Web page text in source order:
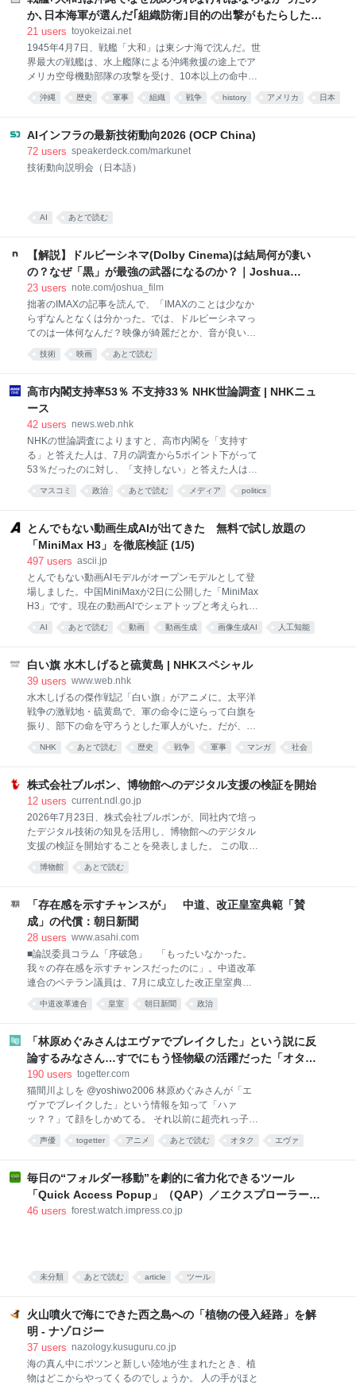
か､日本海軍が選んだ｢組織防衛｣目的の出撃がもたらした結
末
21 users toyokeizai.net
1945年4月7日、戦艦「大和」は東シナ海で沈んだ。世
界最大の戦艦は、水上艦隊による沖縄救援の途上でア
メリカ空母機動部隊の攻撃を受け、10本以上の命中魚
雷により転覆し大爆発とともに沈没した。日本海軍の
事実上の終焉である。 作戦としての無謀さと無意味さ
支配していた。「大和」は沖縄に到着できる見込みは
なく、途中で沈むことも明らかであった。 それにもか
かわらず、なぜ海軍は「大和」を沖縄に送り出したの
実績を積む。すべて、戦後の批判を免れるためであ
は批判が多い。すでに述べた無謀さと無意味さはその
筆頭である。加えて「乗員を無駄死させた」、あるい
は「アメリカ軍に戦
沖縄 歴史 軍事 組織 戦争 history アメリカ 日本
AIインフラの最新技術動向2026 (OCP China)
72 users speakerdeck.com/markunet
技術動向説明会（日本語）
AI あとで読む
【解説】ドルビーシネマ(Dolby Cinema)は結局何が凄い
の？なぜ「黒」が最強の武器になるのか？｜Joshua
Connolly
23 users note.com/joshua_film
拙著のIMAXの記事を読んで、「IMAXのことは少なか
らずなんとなくは分かった。では、ドルビーシネマっ
てのは一体何なんだ？映像が綺麗だとか、音が良いと
か何となくは分かってはいるが、実際どんな技術なの
かまでは理解していない」と思った人もいたかもしれ
していきたい。前回の記事に倣い、なるべく基本的か
つ根本的な原理/技術部分だけを掬い取り、解説を行な
っていく次第だ。 つまるところ、誤解を恐れずに単純
ーシネマは「正確さ」の頂点と言えるだろう。画面の
巨大さを競うのではなく、スクリーンに届く光の1
粒、音の1粒の質を、磨き上げた技術である。 それで
はいこう！ 「映像・音・部屋」の3点セット ドルビー
ない。映像技
技術 映画 あとで読む
高市内閣支持率53％ 不支持33％ NHK世論調査 | NHKニュ
ース
42 users news.web.nhk
NHKの世論調査によりますと、高市内閣を「支持す
る」と答えた人は、7月の調査から5ポイント下がって
53％だったのに対し、「支持しない」と答えた人は6
ポイント上がって33％でした。 世論調査 世論…
マスコミ 政治 あとで読む メディア politics
とんでもない動画生成AIが出てきた 無料で試し放題の
「MiniMax H3」を徹底検証 (1/5)
497 users ascii.jp
とんでもない動画AIモデルがオープンモデルとして登
場しました。中国MiniMaxが2日に公開した「MiniMax
H3」です。現在の動画AIでシェアトップと考えられる
ByteDanceの「Seedance 2.0」に匹敵する性能を持
ち、その使い方を工夫すればOpenAIの「Sora2」を超
多数の画像や動画、音楽・音声データを参照できる
「Omni Reference」を搭載していることです。この性
能の動画モデルがローカルPCで動いているのは信じら
れないほどです。さまざまな作例を通して、その潜在
力の一端を紹介します。 Seedance 2.0級の動画AIがロ
ないほど高性能な動画AIモデルです。クラウドサービ
です。実写や
AI あとで読む 動画 動画生成 画像生成AI 人工知能
白い旗 水木しげると硫黄島 | NHKスペシャル
39 users www.web.nhk
水木しげるの傑作戦記「白い旗」がアニメに。太平洋
戦争の激戦地・硫黄島で、軍の命令に逆らって白旗を
振り、部下の命を守ろうとした軍人がいた。だが、そ
こに銃弾が放たれる...。生き延びた兵士の間でささや
かれていたこの秘話を水木は3度も漫画化している
在する東大出身の軍人。従軍経験のある水木とも縁の
ある人物だったー。硫黄島で何が?日米の徹底取材
で“真実”に迫る。(初回放送日 2026年8月16日(日))
NHK あとで読む 歴史 戦争 軍事 マンガ 社会
株式会社ブルボン、博物館へのデジタル支援の検証を開始
12 users current.ndl.go.jp
2026年7月23日、株式会社ブルボンが、同社内で培っ
たデジタル技術の知見を活用し、博物館へのデジタル
支援の検証を開始することを発表しました。 この取組
は、博物館における学芸業務と総務業務の支援を主な
目的とし、同社がオープンソフトウェアの活用で得た
めるものとあります。 「博物館の支援」活動として、
まずは、「博物館サポートツール」を開発・提供する
としており、ウェブサイト「博物館サポートツール」
るお知らせ（ブルボン, 2026/7/23）
https://www.bourbon.co.jp/news/detail/202607231310
07.html
https://www.bourbon.co.jp/news/news_file/file/202607
博物館 あとで読む
「存在感を示すチャンスが」 中道、改正皇室典範「賛
成」の代償：朝日新聞
28 users www.asahi.com
■論説委員コラム「序破急」 「もったいなかった。
我々の存在感を示すチャンスだったのに」。中道改革
連合のベテラン議員は、7月に成立した改正皇室典範
への対応をそう悔やんだ。 改正では、旧宮家の男系
男子を養…
中道改革連合 皇室 朝日新聞 政治
「林原めぐみさんはエヴァでブレイクした」という説に反
論するみなさん…すでにもう怪物級の活躍だった「オタク
おじさんはみんなエヴァ以前から大好き」
190 users togetter.com
猫間川よしを @yoshiwo2006 林原めぐみさんが「エ
ヴァでブレイクした」という情報を知って「ハァ
ッ？？」て顔をしかめてる。 それ以前に超売れっ子声
優でしたよ…変なデマ流さないでほしい。 エヴァでこ
んな大人しい役やるなんて、と当時驚きはしました
ョンを毎週聴いてた世代） 2026-08-09 14:38:46
声優 togetter アニメ あとで読む オタク エヴァ
毎日の“フォルダー移動”を劇的に省力化できるツール
「Quick Access Popup」（QAP）／エクスプローラーは
もちろん、ダイアログやコンソールでも。「Folders
46 users forest.watch.impress.co.jp
未分類 あとで読む article ツール
火山噴火で海にできた西之島への「植物の侵入経路」を解
明 - ナゾロジー
37 users nazology.kusuguru.co.jp
海の真ん中にポツンと新しい陸地が生まれたとき、植
物はどこからやってくるのでしょうか。 人の手がほと